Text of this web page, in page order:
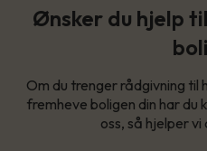
Ønsker du hjelp
Om du trenger rådgivning til
fremheve boligen din har
oss, så hjelper